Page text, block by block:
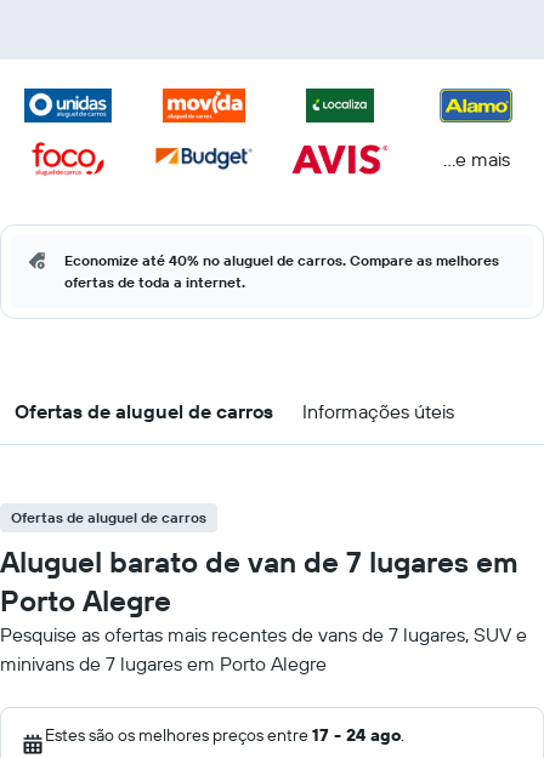
...e mais
Economize até 40% no aluguel de carros. Compare as melhores
ofertas de toda a internet.
Ofertas de aluguel de carros Informações úteis
Ofertas de aluguel de carros
Aluguel barato de van de 7 lugares em
Porto Alegre
Pesquise as ofertas mais recentes de vans de 7 lugares, SUV e
minivans de 7 lugares em Porto Alegre
Estes são os melhores preços entre17 - 24 ago.